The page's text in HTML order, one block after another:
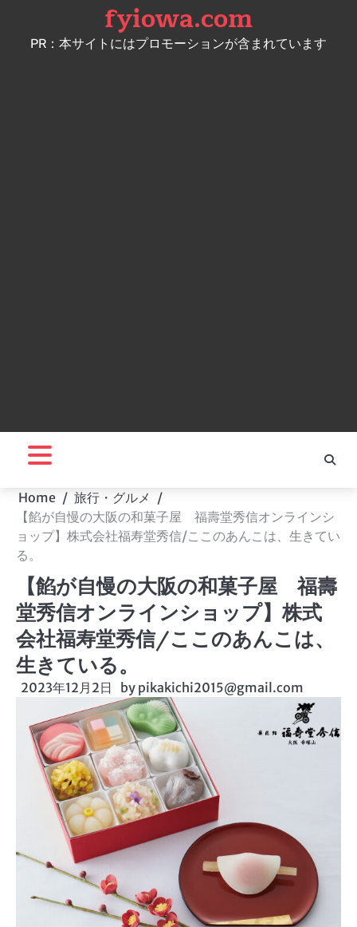
content
fyiowa.com
PR：本サイトにはプロモーションが含まれています
Home
旅行・グルメ
【餡が自慢の大阪の和菓子屋 福壽堂秀信オンラインシ
ョップ】株式会社福寿堂秀信/ここのあんこは、生きてい
る。
【餡が自慢の大阪の和菓子屋 福壽
堂秀信オンラインショップ】株式
会社福寿堂秀信/ここのあんこは、
生きている。
2023年12月2日 by pikakichi2015@gmail.com